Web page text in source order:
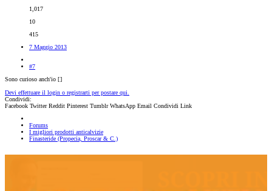
1,017
10
415
7 Maggio 2013
#7
Sono curioso anch'io []
Devi effettuare il login o registrarti per postare qui.
Condividi:
Facebook Twitter Reddit Pinterest Tumblr WhatsApp Email Condividi Link
Forums
I migliori prodotti anticalvizie
Finasteride (Propecia, Proscar & C.)